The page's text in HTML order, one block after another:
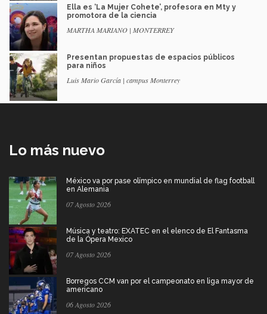
Ella es ‘La Mujer Cohete’, profesora en Mty y
promotora de la ciencia
MARTHA MARIANO | MONTERREY
Presentan propuestas de espacios públicos
para niños
Luis Mario García | campus Monterrey
Lo más nuevo
México va por pase olímpico en mundial de flag football
en Alemania
07 Agosto 2026
Música y teatro: EXATEC en el elenco de El Fantasma
de la Ópera Mexico
07 Agosto 2026
Borregos CCM van por el campeonato en liga mayor de
americano
06 Agosto 2026